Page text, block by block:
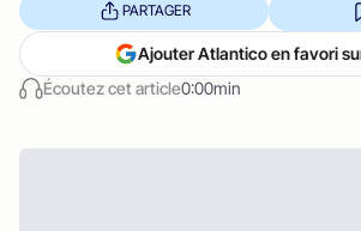
Écoutez cet article0:00min
PARTAGER
Ajouter Atlantico en favori